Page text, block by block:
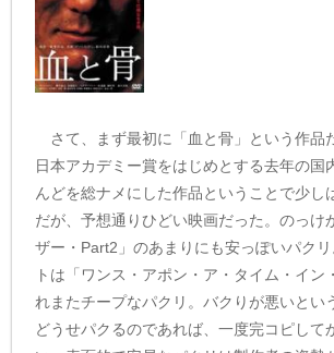
さて、まず最初に「血と骨」という作品
日本アカデミー賞をはじめとする去年の国
んどを総ナメにした作品ということで少し
だが、予想通りひどい映画だった。のっけ
ザー・Part2」のあまりにも安っぽいパク
トは「ワンス・アポン・ア・タイム・イン
れまたチープなパクリ。バクりが悪いとい
どうせパクるのであれば、一度完コピして